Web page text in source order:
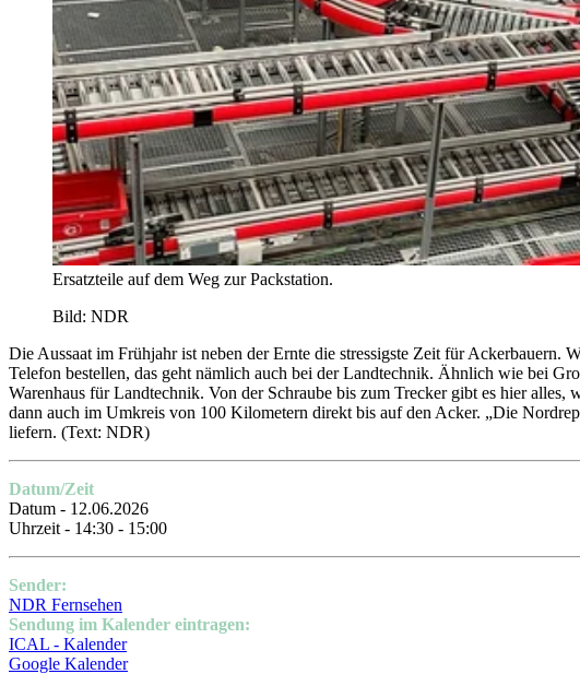
Ersatzteile auf dem Weg zur Packstation.
Bild: NDR
Die Aussaat im Frühjahr ist neben der Ernte die stressigste Zeit für Ackerbauern.
Telefon bestellen, das geht nämlich auch bei der Landtechnik. Ähnlich wie bei
Warenhaus für Landtechnik. Von der Schraube bis zum Trecker gibt es hier
dann auch im Umkreis von 100 Kilometern direkt bis auf den Acker. „Die
liefern. (Text: NDR)
Datum/Zeit
Datum - 12.06.2026
Uhrzeit - 14:30 - 15:00
Sender:
NDR Fernsehen
Sendung im Kalender eintragen:
ICAL - Kalender
Google Kalender